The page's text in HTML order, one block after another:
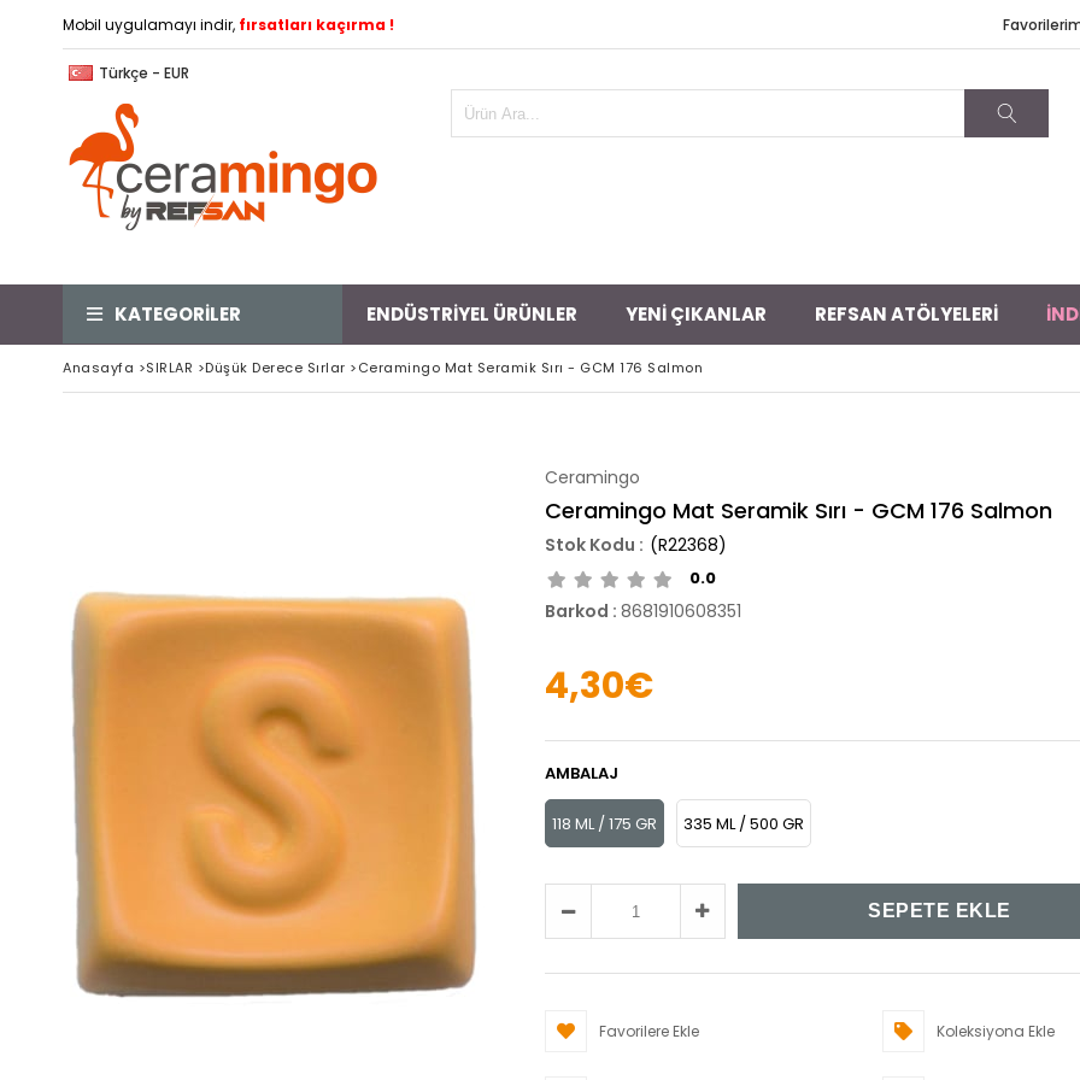
Mobil uygulamayı indir, fırsatları kaçırma !
Türkçe - EUR
KATEGORİLER ENDÜSTRİYEL ÜRÜNLER YENİ ÇIKANLAR REFSAN ATÖLYELERİ
Anasayfa >SIRLAR >Düşük Derece Sırlar >Ceramingo Mat Seramik Sırı - GCM 176 Salmon
Ceramingo
Ceramingo Mat Seramik Sırı - GCM 176 Salmon
(R22368)
0.0
Barkod : 8681910608351
4,30€
AMBALAJ
118 ML / 175 GR 335 ML / 500 GR
Favorilere Ekle Koleksiyona Ekle